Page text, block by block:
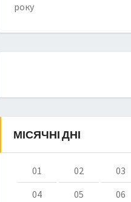
року
МІСЯЧНІ ДНІ
01 02
03
04
05
06